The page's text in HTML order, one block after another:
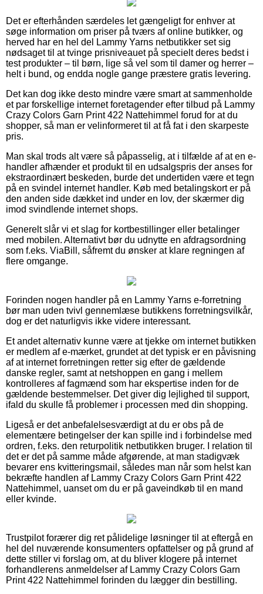
Det er efterhånden særdeles let gængeligt for enhver at
søge information om priser på tværs af online butikker, og
herved har en hel del Lammy Yarns netbutikker set sig
nødsaget til at tvinge prisniveauet på specielt deres bedst i
test produkter – til børn, lige så vel som til damer og herrer –
helt i bund, og endda nogle gange præstere gratis levering.
Det kan dog ikke desto mindre være smart at sammenholde
et par forskellige internet foretagender efter tilbud på Lammy
Crazy Colors Garn Print 422 Nattehimmel forud for at du
shopper, så man er velinformeret til at få fat i den skarpeste
pris.
Man skal trods alt være så påpasselig, at i tilfælde af at en e-
handler afhænder et produkt til en udsalgspris der anses for
ekstraordinært beskeden, burde det undertiden være et tegn
på en svindel internet handler. Køb med betalingskort er på
den anden side dækket ind under en lov, der skærmer dig
imod svindlende internet shops.
Generelt slår vi et slag for kortbestillinger eller betalinger
med mobilen. Alternativt bør du udnytte en afdragsordning
som f.eks. ViaBill, såfremt du ønsker at klare regningen af
flere omgange.
Forinden nogen handler på en Lammy Yarns e-forretning
bør man uden tvivl gennemlæse butikkens forretningsvilkår,
dog er det naturligvis ikke videre interessant.
Et andet alternativ kunne være at tjekke om internet butikken
er medlem af e-mærket, grundet at det typisk er en påvisning
af at internet forretningen retter sig efter de gældende
danske regler, samt at netshoppen en gang i mellem
kontrolleres af fagmænd som har ekspertise inden for de
gældende bestemmelser. Det giver dig lejlighed til support,
ifald du skulle få problemer i processen med din shopping.
Ligeså er det anbefalelsesværdigt at du er obs på de
elementære betingelser der kan spille ind i forbindelse med
ordren, f.eks. den returpolitik netbutikken bruger. I relation til
det er det på samme måde afgørende, at man stadigvæk
bevarer ens kvitteringsmail, således man når som helst kan
bekræfte handlen af Lammy Crazy Colors Garn Print 422
Nattehimmel, uanset om du er på gaveindkøb til en mand
eller kvinde.
Trustpilot forærer dig ret pålidelige løsninger til at eftergå en
hel del nuværende konsumenters opfattelser og på grund af
dette stiller vi forslag om, at du bliver klogere på internet
forhandlerens anmeldelser af Lammy Crazy Colors Garn
Print 422 Nattehimmel forinden du lægger din bestilling.